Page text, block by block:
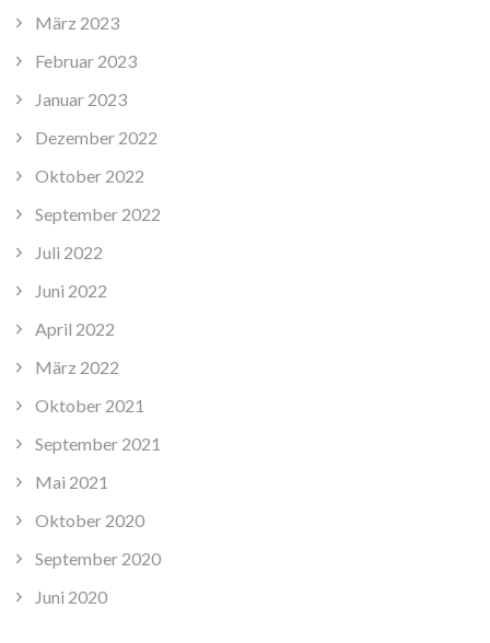
März 2023
Februar 2023
Januar 2023
Dezember 2022
Oktober 2022
September 2022
Juli 2022
Juni 2022
April 2022
März 2022
Oktober 2021
September 2021
Mai 2021
Oktober 2020
September 2020
Juni 2020